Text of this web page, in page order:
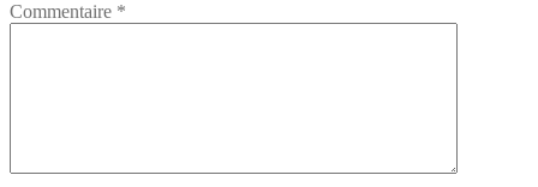
Commentaire *